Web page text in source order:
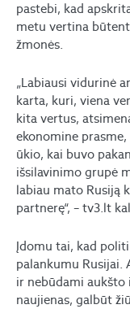
pastebi, kad
metu vertina
žmonės.
„Labiausi vidurinė
karta, kuri, viena
kita vertus,
ekonomine
ūkio, kai buvo
išsilavinimo grupė
labiau mato Rusiją
partnerę“, – tv3.lt
Įdomu tai, kad
palankumu Rusijai.
ir nebūdami aukšto
naujienas, galbūt